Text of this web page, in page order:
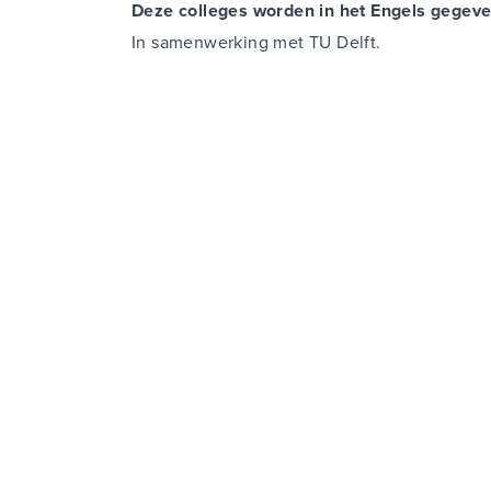
Deze colleges worden in het Engels
In samenwerking met TU Delft.